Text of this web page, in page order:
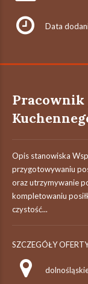
Data
Pracownik
Opis stanowiska
przygotowywaniu
oraz utrzymywanie
kompletowaniu
czystość...
SZCZEGÓŁY